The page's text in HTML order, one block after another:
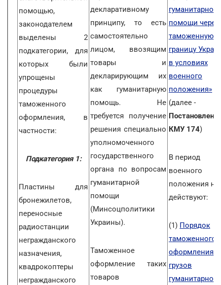
помощью,
законодателем
выделены 2
подкатегории, для
которых были
упрощены
процедуры
таможенного
оформления, в
частности:
Подкатегория 1:
Пластины для
бронежилетов,
переносные
радиостанции
негражданского
назначения,
квадрокоптеры
негражданского
декларативному
принципу, то есть
самостоятельно
лицом, ввозящим
товары и
декларирующим их
как гуманитарную
помощь. Не
требуется получение
решения специально
уполномоченного
государственного
органа по вопросам
гуманитарной
помощи
(Минсоцполитики
Украины).
Таможенное
оформление таких
товаров
гуманитарной
помощи через
таможенную
границу
в условиях
военного
положения»
(далее -
КМУ 174)
В период
военного
положения не
действуют:
(1) Порядок
таможенного
оформления
грузов
гуманитарной